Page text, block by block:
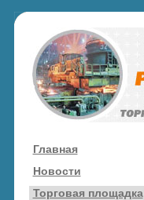
Главная
Новости
Торговая площадка